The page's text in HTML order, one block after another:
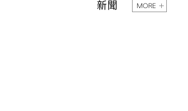
新聞 MORE